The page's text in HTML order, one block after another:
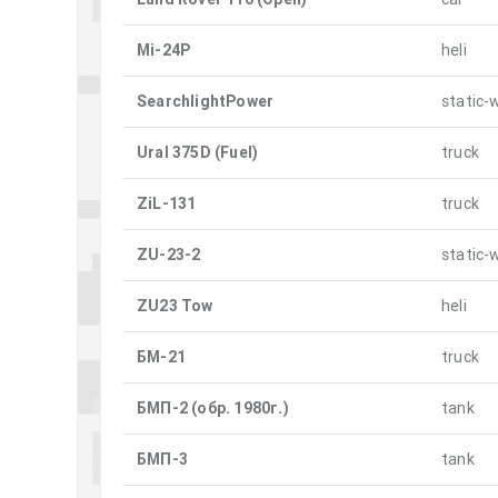
Mi-24P heli
SearchlightPower static-
Ural 375D (Fuel) truck
ZiL-131 truck
ZU-23-2 static-
ZU23 Tow heli
БМ-21 truck
БМП-2 (обр. 1980г.) tank
БМП-3 tank